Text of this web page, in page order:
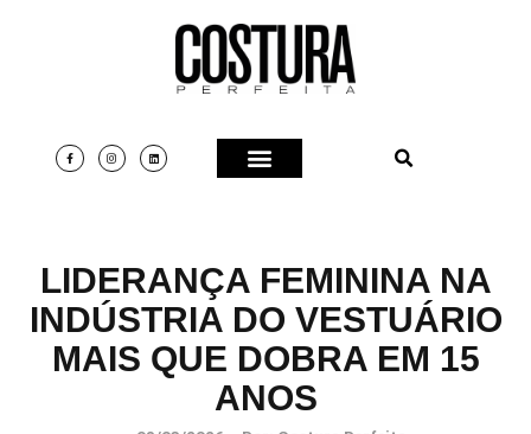
LIDERANÇA FEMININA NA
INDÚSTRIA DO VESTUÁRIO
MAIS QUE DOBRA EM 15
ANOS